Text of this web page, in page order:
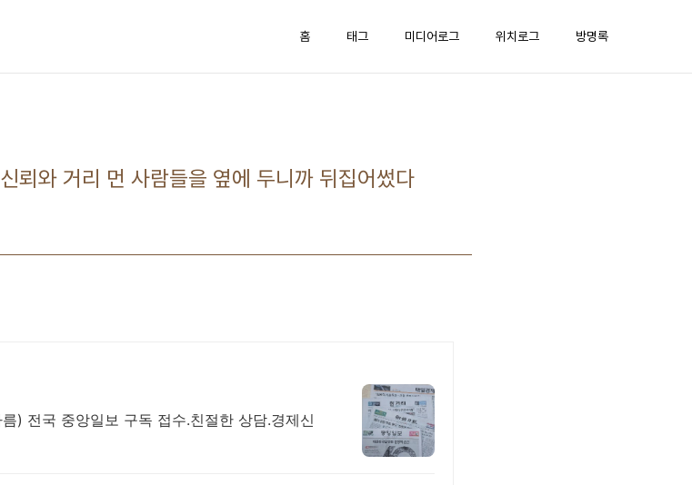
홈 태그 미디어로그 위치로그 방명록
뢰와 거리 먼 사람들을 옆에 두니까 뒤집어썼다
) 전국 중앙일보 구독 접수.친절한 상담.경제신